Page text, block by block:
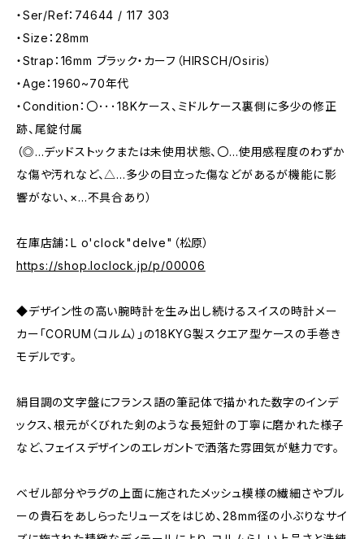
・Ser/Ref：74644 / 117 303
・Size：28mm
・Strap：16mm ブラック・カーフ（HIRSCH/Osiris）
・Age：1960~70年代
・Condition：〇･･･18Kケース、ミドルケース裏側に多少の修正
跡、尾錠付属
（◎…デッドストックまたは未使用状態、〇…使用感程度のわずか
な傷や汚れなど、△…多少の目立った傷などがあるが機能に影
響がない、×…不具合あり）
在庫店舗：L o'clock"delve"（松原）
https://shop.loclock.jp/p/00006
◆デザイン性の高い腕時計を生み出し続けるスイスの時計メー
カー「CORUM（コルム）」の18KYG製スクエア型ケースの手巻き
モデルです。
絹目調の文字盤にフランス語の筆記体で描かれた数字のインデ
ックス、根元がくびれた剣のような長短針の丁寧に磨かれた様子
など、フェイスデザインのエレガントで洒落た雰囲気が魅力です。
ベゼル部分やラグの上面に施されたメッシュ模様の繊細さやブル
ーの貴石をあしらったリューズをはじめ、28mm径の小ぶりなサイ